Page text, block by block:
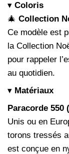
▾ Coloris
🎄 Collection
Ce modèle est
la Collection
pour rappeler
au quotidien.
▾ Matériaux
Paracorde 550
Unis ou en
torons tressés
est conçue en